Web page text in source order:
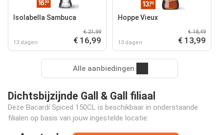
Isolabella Sambuca
13 dagen
€ 21,99
€ 16,99
Hoppe Vieux
13 dagen
€ 18,49
€ 13,99
Alle aanbiedingen
Dichtsbijzijnde Gall & Gall filiaal
Deze Bacardí Spiced 150CL is beschikbaar in onderstaande
filialen op basis van jouw ingestelde locatie: